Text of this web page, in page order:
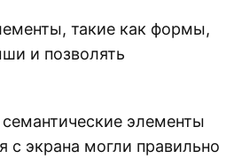
такие как формы,
и позволять
элементы
с экрана могли правильно